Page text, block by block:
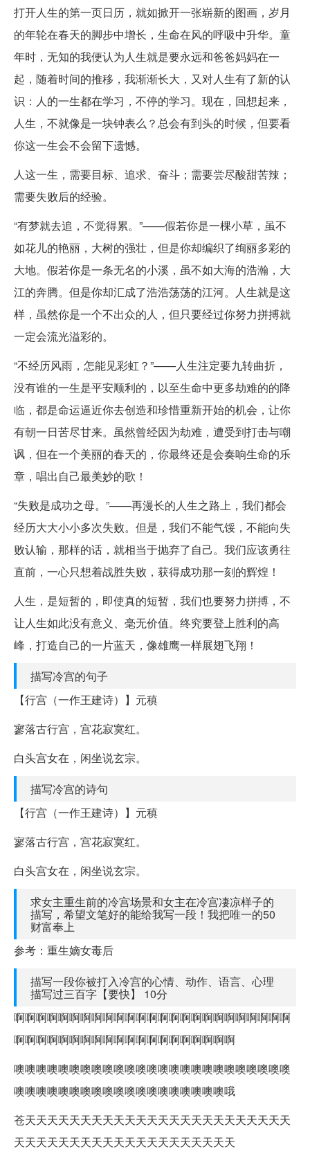
打开人生的第一页日历，就如掀开一张崭新的图画，岁月
的年轮在春天的脚步中增长，生命在风的呼吸中升华。童
年时，无知的我便认为人生就是要永远和爸爸妈妈在一
起，随着时间的推移，我渐渐长大，又对人生有了新的认
识：人的一生都在学习，不停的学习。现在，回想起来，
人生，不就像是一块钟表么？总会有到头的时候，但要看
你这一生会不会留下遗憾。
人这一生，需要目标、追求、奋斗；需要尝尽酸甜苦辣；
需要失败后的经验。
“有梦就去追，不觉得累。”——假若你是一棵小草，虽不
如花儿的艳丽，大树的强壮，但是你却编织了绚丽多彩的
大地。假若你是一条无名的小溪，虽不如大海的浩瀚，大
江的奔腾。但是你却汇成了浩浩荡荡的江河。人生就是这
样，虽然你是一个不出众的人，但只要经过你努力拼搏就
一定会流光溢彩的。
“不经历风雨，怎能见彩虹？”——人生注定要九转曲折，
没有谁的一生是平安顺利的，以至生命中更多劫难的的降
临，都是命运逼近你去创造和珍惜重新开始的机会，让你
有朝一日苦尽甘来。虽然曾经因为劫难，遭受到打击与嘲
讽，但在一个美丽的春天的，你最终还是会奏响生命的乐
章，唱出自己最美妙的歌！
“失败是成功之母。”——再漫长的人生之路上，我们都会
经历大大小小多次失败。但是，我们不能气馁，不能向失
败认输，那样的话，就相当于抛弃了自己。我们应该勇往
直前，一心只想着战胜失败，获得成功那一刻的辉煌！
人生，是短暂的，即使真的短暂，我们也要努力拼搏，不
让人生如此没有意义、毫无价值。终究要登上胜利的高
峰，打造自己的一片蓝天，像雄鹰一样展翅飞翔！
描写冷宫的句子
【行宫（一作王建诗）】元稹
寥落古行宫，宫花寂寞红。
白头宫女在，闲坐说玄宗。
描写冷宫的诗句
【行宫（一作王建诗）】元稹
寥落古行宫，宫花寂寞红。
白头宫女在，闲坐说玄宗。
求女主重生前的冷宫场景和女主在冷宫凄凉样子的
描写，希望文笔好的能给我写一段！我把唯一的50
财富奉上
参考：重生嫡女毒后
描写一段你被打入冷宫的心情、动作、语言、心理
描写过三百字【要快】 10分
啊啊啊啊啊啊啊啊啊啊啊啊啊啊啊啊啊啊啊啊啊啊啊啊啊
啊啊啊啊啊啊啊啊啊啊啊啊啊啊啊啊啊啊啊啊
噢噢噢噢噢噢噢噢噢噢噢噢噢噢噢噢噢噢噢噢噢噢噢噢噢
噢噢噢噢噢噢噢噢噢噢噢噢噢噢噢噢噢噢噢哦
苍天天天天天天天天天天天天天天天天天天天天天天天天
天天天天天天天天天天天天天天天天天天天天